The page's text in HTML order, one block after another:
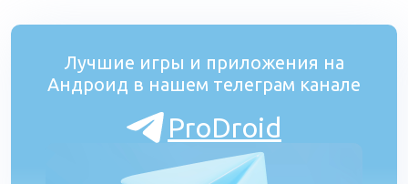
Лучшие игры и приложения на
Андроид в нашем телеграм канале
ProDroid